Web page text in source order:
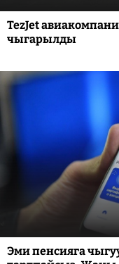
TezJet
чыгарылды
Эми пенсияга